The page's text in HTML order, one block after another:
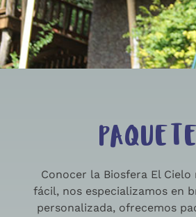
Conocer la Biosfera El
fácil, nos especializamos en
personalizada, ofrecemos